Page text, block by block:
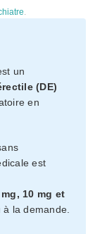
.
un
(DE)
en
est
10 mg et
à la demande.